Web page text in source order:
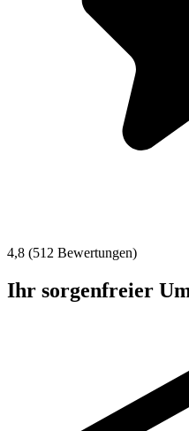
4,8 (512 Bewertungen)
Ihr sorgenfreier